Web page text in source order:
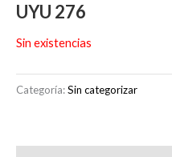
UYU 276
Sin existencias
Categoría:Sin categorizar